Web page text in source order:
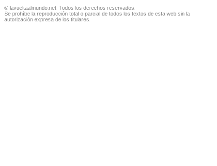
© lavueltaalmundo.net. Todos los derechos reservados.
Se prohíbe la reproducción total o parcial de todos los textos de esta web sin la
autorización expresa de los titulares.